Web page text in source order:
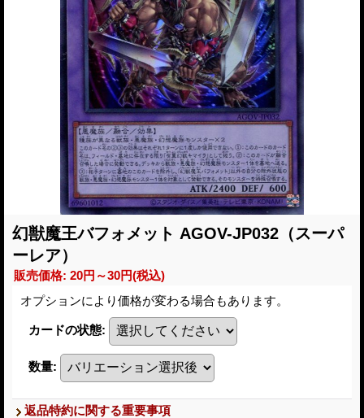
幻獣魔王バフォメット AGOV-JP032（スーパ
ーレア）
販売価格: 20円～30円(税込)
オプションにより価格が変わる場合もあります。
カードの状態:
数量:
返品特約に関する重要事項